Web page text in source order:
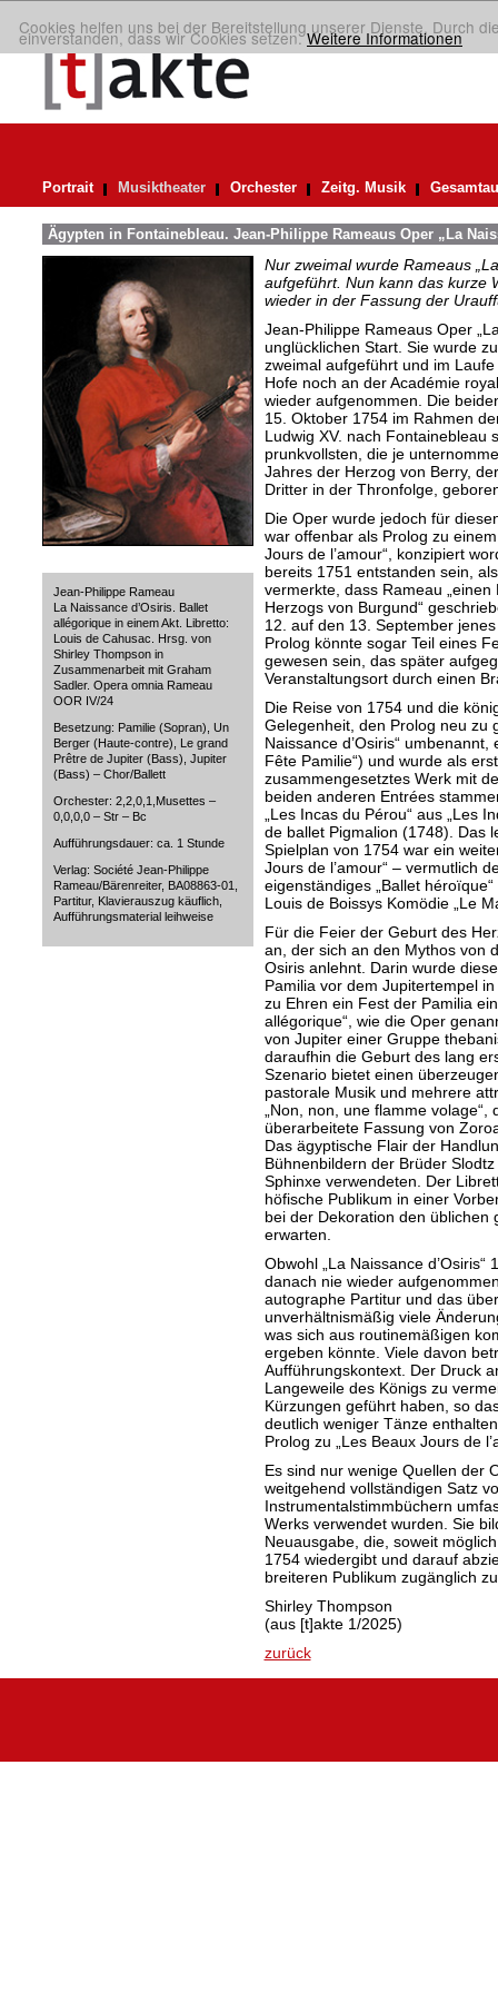
Cookies helfen uns bei der Bereitstellung unserer Dienste. Durch
einverstanden, dass wir Cookies setzen.Weitere Informationen
Portrait Musiktheater Orchester Zeitg. Musik
Ägypten in Fontainebleau. Jean-Philippe Rameaus Oper „La
Jean-Philippe Rameau
La Naissance d’Osiris. Ballet
allégorique in einem Akt. Libretto:
Louis de Cahusac. Hrsg. von
Shirley Thompson in
Zusammenarbeit mit Graham
Sadler. Opera omnia Rameau
OOR IV/24
Besetzung: Pamilie (Sopran), Un
Berger (Haute-contre), Le grand
Prêtre de Jupiter (Bass), Jupiter
(Bass) – Chor/Ballett
Orchester: 2,2,0,1,Musettes –
0,0,0,0 – Str – Bc
Aufführungsdauer: ca. 1 Stunde
Verlag: Société Jean-Philippe
Rameau/Bärenreiter, BA08863-01,
Partitur, Klavierauszug käuflich,
Aufführungsmaterial leihweise
Nur zweimal wurde Rameaus
aufgeführt. Nun kann das kurze
wieder in der Fassung der
Jean-Philippe Rameaus Oper
unglücklichen Start. Sie wurde
zweimal aufgeführt und im
Hofe noch an der Académie
wieder aufgenommen. Die
15. Oktober 1754 im Rahmen
Ludwig XV. nach Fontainebleau
prunkvollsten, die je
Jahres der Herzog von Berry,
Dritter in der Thronfolge,
Die Oper wurde jedoch für
war offenbar als Prolog zu
Jours de l’amour“, konzipiert
bereits 1751 entstanden sein,
vermerkte, dass Rameau
Herzogs von Burgund“
12. auf den 13. September
Prolog könnte sogar Teil eines
gewesen sein, das später
Veranstaltungsort durch einen
Die Reise von 1754 und die
Gelegenheit, den Prolog neu zu
Naissance d’Osiris“
Fête Pamilie“) und wurde als
zusammengesetztes Werk mit
beiden anderen Entrées
„Les Incas du Pérou“ aus „Les
de ballet Pigmalion (1748). Das
Spielplan von 1754 war ein
Jours de l’amour“ – vermutlich
eigenständiges „Ballet
Louis de Boissys Komödie „Le
Für die Feier der Geburt des
an, der sich an den Mythos von
Osiris anlehnt. Darin wurde
Pamilia vor dem Jupitertempel
zu Ehren ein Fest der Pamilia
allégorique“, wie die Oper
von Jupiter einer Gruppe
daraufhin die Geburt des lang
Szenario bietet einen
pastorale Musik und mehrere
„Non, non, une flamme
überarbeitete Fassung von
Das ägyptische Flair der
Bühnenbildern der Brüder
Sphinxe verwendeten. Der
höfische Publikum in einer
bei der Dekoration den üblichen
erwarten.
Obwohl „La Naissance
danach nie wieder
autographe Partitur und das
unverhältnismäßig viele
was sich aus routinemäßigen
ergeben könnte. Viele davon
Aufführungskontext. Der Druck
Langeweile des Königs zu
Kürzungen geführt haben, so
deutlich weniger Tänze
Prolog zu „Les Beaux Jours de
Es sind nur wenige Quellen der
weitgehend vollständigen Satz
Instrumentalstimmbüchern
Werks verwendet wurden. Sie
Neuausgabe, die, soweit
1754 wiedergibt und darauf
breiteren Publikum zugänglich
Shirley Thompson
(aus [t]akte 1/2025)
zurück